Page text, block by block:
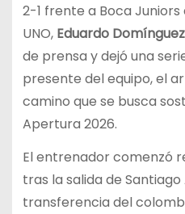
2-1 frente a Boca Juniors
UNO, Eduardo Domínguez
de prensa y dejó una
presente del equipo, el
camino que se busca
Apertura 2026.
El entrenador comenzó
tras la salida de
transferencia del